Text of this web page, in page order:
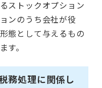
ストックオプション
ンのうち会社が役
態として与えるもの
す。
務処理に関係し